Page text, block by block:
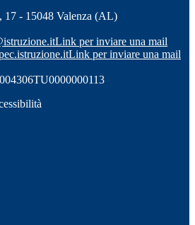
17 - 15048 Valenza (AL)
Link per inviare una mail
Link per inviare una mail